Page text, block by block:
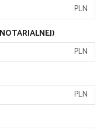
PLN
PLN
PLN